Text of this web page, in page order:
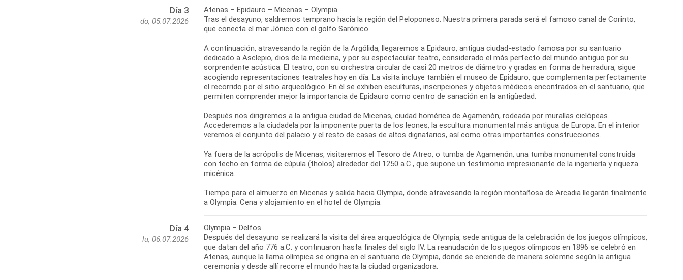
Día 3
do, 05.07.2026
Atenas – Epidauro – Micenas – Olympia
Tras el desayuno, saldremos temprano hacia la región del Peloponeso. Nuestra primera parada será el famoso canal de Corinto,
que conecta el mar Jónico con el golfo Sarónico.
A continuación, atravesando la región de la Argólida, llegaremos a Epidauro, antigua ciudad-estado famosa por su santuario
dedicado a Asclepio, dios de la medicina, y por su espectacular teatro, considerado el más perfecto del mundo antiguo por su
sorprendente acústica. El teatro, con su orchestra circular de casi 20 metros de diámetro y gradas en forma de herradura, sigue
acogiendo representaciones teatrales hoy en día. La visita incluye también el museo de Epidauro, que complementa perfectamente
el recorrido por el sitio arqueológico. En él se exhiben esculturas, inscripciones y objetos médicos encontrados en el santuario, que
permiten comprender mejor la importancia de Epidauro como centro de sanación en la antigüedad.
Después nos dirigiremos a la antigua ciudad de Micenas, ciudad homérica de Agamenón, rodeada por murallas ciclópeas.
Accederemos a la ciudadela por la imponente puerta de los leones, la escultura monumental más antigua de Europa. En el interior
veremos el conjunto del palacio y el resto de casas de altos dignatarios, así como otras importantes construcciones.
Ya fuera de la acrópolis de Micenas, visitaremos el Tesoro de Atreo, o tumba de Agamenón, una tumba monumental construida
con techo en forma de cúpula (tholos) alrededor del 1250 a.C., que supone un testimonio impresionante de la ingeniería y riqueza
micénica.
Tiempo para el almuerzo en Micenas y salida hacia Olympia, donde atravesando la región montañosa de Arcadia llegarán finalmente
Día 4
lu, 06.07.2026
Olympia – Delfos
Después del desayuno se realizará la visita del área arqueológica de Olympia, sede antigua de la celebración de los juegos olímpicos,
que datan del año 776 a.C. y continuaron hasta finales del siglo IV. La reanudación de los juegos olímpicos en 1896 se celebró en
Atenas, aunque la llama olímpica se origina en el santuario de Olympia, donde se enciende de manera solemne según la antigua
ceremonia y desde allí recorre el mundo hasta la ciudad organizadora.